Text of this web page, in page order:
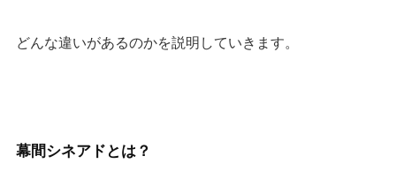
どんな違いがあるのかを説明していきます。
幕間シネアド とは？